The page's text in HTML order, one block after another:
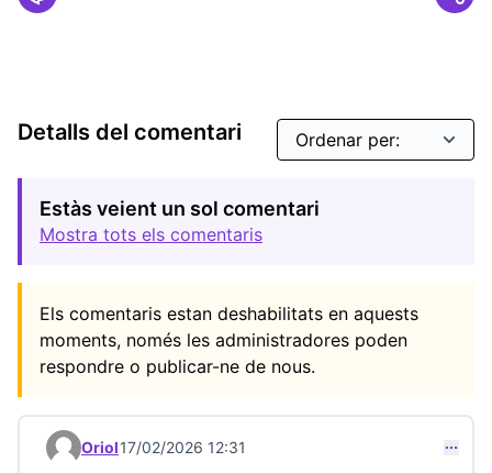
Detalls del comentari
Estàs veient un sol comentari
Mostra tots els comentaris
Els comentaris estan deshabilitats en aquests
moments, només les administradores poden
respondre o publicar-ne de nous.
Comentari 23712
Oriol17/02/2026 12:31